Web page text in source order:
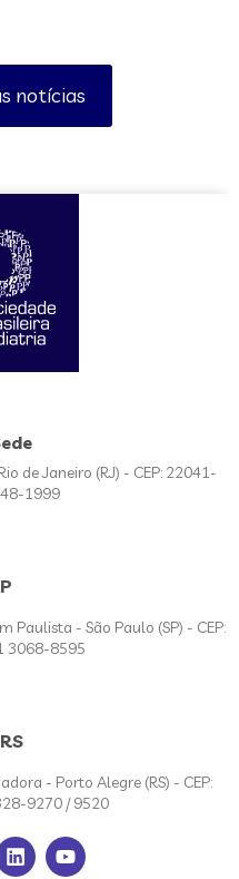
notícias
de Janeiro (RJ) - CEP: 22041-
1999
Paulista - São Paulo (SP) - CEP:
3068-8595
- Porto Alegre (RS) - CEP:
9270 / 9520